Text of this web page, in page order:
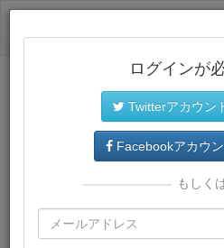
ログインが
Twitterアカウン
Facebookアカウ
もしく